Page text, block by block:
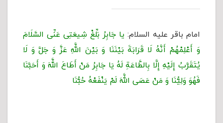
امام باقر علیه السلام: یا جَابِرُ بَلِّغْ شِیعَتِی عَنِّی السَّلَامَ
وَ أَعْلِمْهُمْ أَنَّهُ لَا قَرَابَةَ بَیْنَنَا وَ بَیْنَ اللَّهِ عَزَّ وَ جَلَّ وَ لَا
یُتَقَرَّبُ إِلَیْهِ إِلَّا بِالطَّاعَةِ لَهُ یَا جَابِرُ مَنْ أَطَاعَ اللَّهَ وَ أَحَبَّنَا
فَهُوَ وَلِیُّنَا وَ مَنْ عَصَی اللَّهَ لَمْ یَنْفَعْهُ حُبُّنَا